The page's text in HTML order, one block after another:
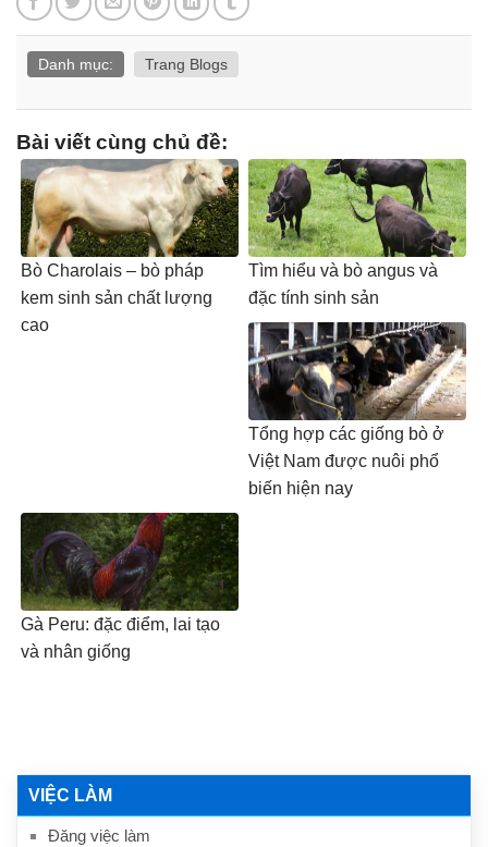
VIỆC LÀM
Đăng việc làm
Danh mục: Trang Blogs
Bài viết cùng chủ đề:
Bò Charolais – bò pháp
kem sinh sản chất lượng
cao
Tìm hiểu và bò angus và
đặc tính sinh sản
Tổng hợp các giống bò ở
Việt Nam được nuôi phổ
biến hiện nay
Gà Peru: đặc điểm, lai tạo
và nhân giống